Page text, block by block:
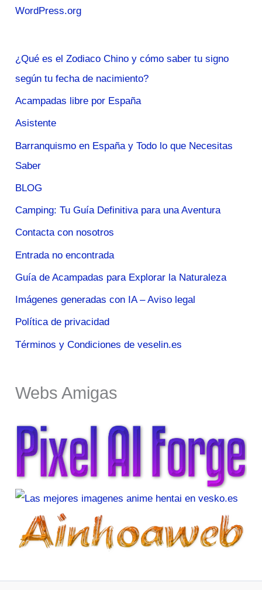
WordPress.org
¿Qué es el Zodiaco Chino y cómo saber tu signo
según tu fecha de nacimiento?
Acampadas libre por España
Asistente
Barranquismo en España y Todo lo que Necesitas
Saber
BLOG
Camping: Tu Guía Definitiva para una Aventura
Contacta con nosotros
Entrada no encontrada
Guía de Acampadas para Explorar la Naturaleza
Imágenes generadas con IA – Aviso legal
Política de privacidad
Términos y Condiciones de veselin.es
Webs Amigas